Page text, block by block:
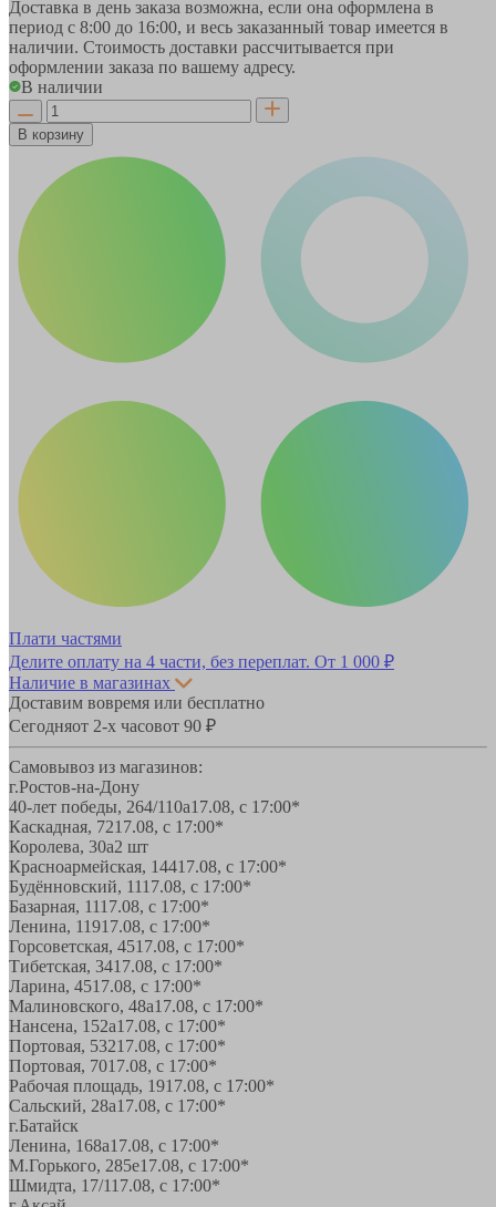
Доставка в день заказа возможна, если она оформлена в
период с 8:00 до 16:00, и весь заказанный товар имеется в
наличии. Стоимость доставки рассчитывается при
оформлении заказа по вашему адресу.
В наличии
В корзину
Плати частями
Делите оплату на 4 части, без переплат. От 1 000 ₽
Наличие в магазинах
Доставим вовремя или бесплатно
Сегодняот 2-х часовот 90 ₽
Самовывоз из магазинов:
г.Ростов-на-Дону
40-лет победы, 264/110а17.08, с 17:00*
Каскадная, 7217.08, с 17:00*
Королева, 30а2 шт
Красноармейская, 14417.08, с 17:00*
Будённовский, 1117.08, с 17:00*
Базарная, 1117.08, с 17:00*
Ленина, 11917.08, с 17:00*
Горсоветская, 4517.08, с 17:00*
Тибетская, 3417.08, с 17:00*
Ларина, 4517.08, с 17:00*
Малиновского, 48а17.08, с 17:00*
Нансена, 152а17.08, с 17:00*
Портовая, 53217.08, с 17:00*
Портовая, 7017.08, с 17:00*
Рабочая площадь, 1917.08, с 17:00*
Сальский, 28a17.08, с 17:00*
г.Батайск
Ленина, 168а17.08, с 17:00*
М.Горького, 285е17.08, с 17:00*
Шмидта, 17/117.08, с 17:00*